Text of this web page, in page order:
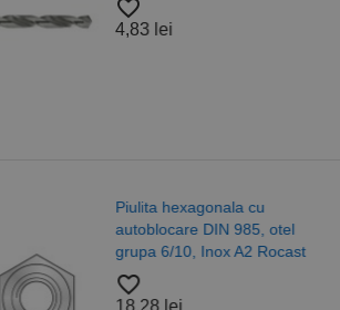
favorite_border
4,83 lei
Piulita hexagonala cu
autoblocare DIN 985, otel
grupa 6/10, Inox A2 Rocast
favorite_border
18,28 lei